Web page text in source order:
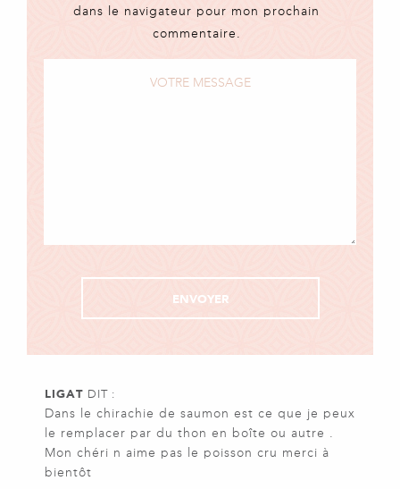
dans le navigateur pour mon prochain
commentaire.
LIGAT DIT :
Dans le chirachie de saumon est ce que je peux
le remplacer par du thon en boîte ou autre .
Mon chéri n aime pas le poisson cru merci à
bientôt